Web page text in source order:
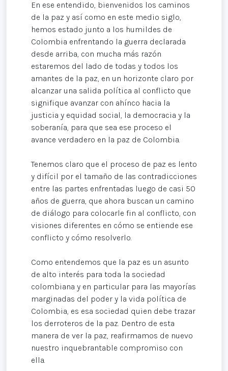
En ese entendido, bienvenidos los caminos
de la paz y así como en este medio siglo,
hemos estado junto a los humildes de
Colombia enfrentando la guerra declarada
desde arriba, con mucha más razón
estaremos del lado de todas y todos los
amantes de la paz, en un horizonte claro por
alcanzar una salida política al conflicto que
signifique avanzar con ahínco hacia la
justicia y equidad social, la democracia y la
soberanía, para que sea ese proceso el
avance verdadero en la paz de Colombia.
Tenemos claro que el proceso de paz es lento
y difícil por el tamaño de las contradicciones
entre las partes enfrentadas luego de casi 50
años de guerra, que ahora buscan un camino
de diálogo para colocarle fin al conflicto, con
visiones diferentes en cómo se entiende ese
conflicto y cómo resolverlo.
Como entendemos que la paz es un asunto
de alto interés para toda la sociedad
colombiana y en particular para las mayorías
marginadas del poder y la vida política de
Colombia, es esa sociedad quien debe trazar
los derroteros de la paz. Dentro de esta
manera de ver la paz, reafirmamos de nuevo
nuestro inquebrantable compromiso con
ella.